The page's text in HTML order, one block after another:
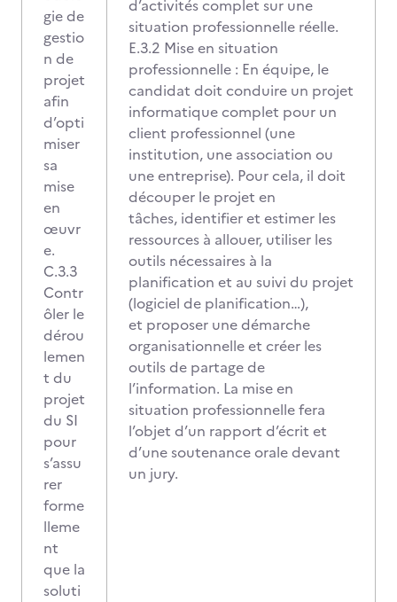
gie de
gestio
n de
projet
afin
d’opti
miser
sa
mise
en
œuvr
e.
C.3.3
Contr
ôler le
dérou
lemen
t du
projet
du SI
pour
s’assu
rer
forme
lleme
nt
que la
soluti
d’activités complet sur une
situation professionnelle réelle.
E.3.2 Mise en situation
professionnelle : En équipe, le
candidat doit conduire un projet
informatique complet pour un
client professionnel (une
institution, une association ou
une entreprise). Pour cela, il doit
découper le projet en
tâches, identifier et estimer les
ressources à allouer, utiliser les
outils nécessaires à la
planification et au suivi du projet
(logiciel de planification…),
et proposer une démarche
organisationnelle et créer les
outils de partage de
l’information. La mise en
situation professionnelle fera
l’objet d’un rapport d’écrit et
d’une soutenance orale devant
un jury.